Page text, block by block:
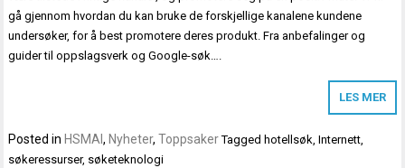
gå gjennom hvordan du kan bruke de forskjellige kanalene kundene
undersøker, for å best promotere deres produkt. Fra anbefalinger og
guider til oppslagsverk og Google-søk….
LES MER
Posted in HSMAI, Nyheter,Toppsaker Tagged hotellsøk,Internett,
søkeressurser, søketeknologi